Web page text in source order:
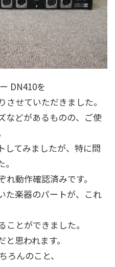
DN410を
せていただきました。
などがあるものの、ご使
してみましたが、特に問
動作確認済みです。
た楽器のパートが、これ
とができました。
思われます。
ろんのこと、